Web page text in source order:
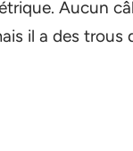
Aucun
il a des trous